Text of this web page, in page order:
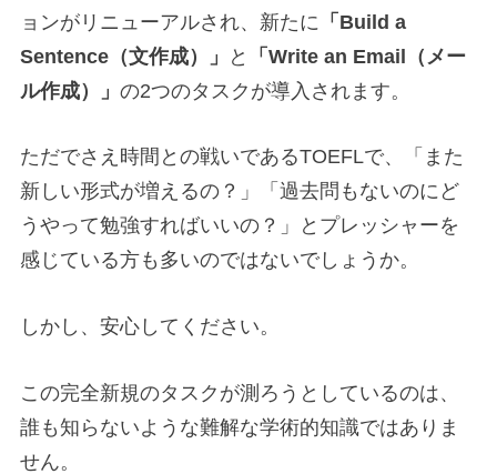
ョンがリニューアルされ、新たに 「Build a
Sentence（文作成）」
と
「Write an Email（メー
ル作成）」 の2つのタスクが導入されます。
ただでさえ時間との戦いであるTOEFLで、「また
新しい形式が増えるの？」「過去問もないのにど
うやって勉強すればいいの？」とプレッシャーを
感じている方も多いのではないでしょうか。
しかし、安心してください。
この完全新規のタスクが測ろうとしているのは、
誰も知らないような難解な学術的知識ではありま
せん。